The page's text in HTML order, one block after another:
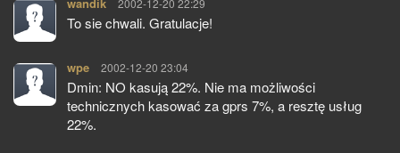
2002-12-20 22:29
To sie chwali. Gratulacje!
wpe pisze:
2002-12-20 23:04
Dmin: NO kasują 22%. Nie ma możliwości
technicznych kasować za gprs 7%, a resztę usług
22%.